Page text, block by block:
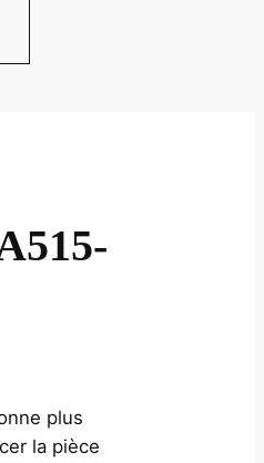
plus
la pièce